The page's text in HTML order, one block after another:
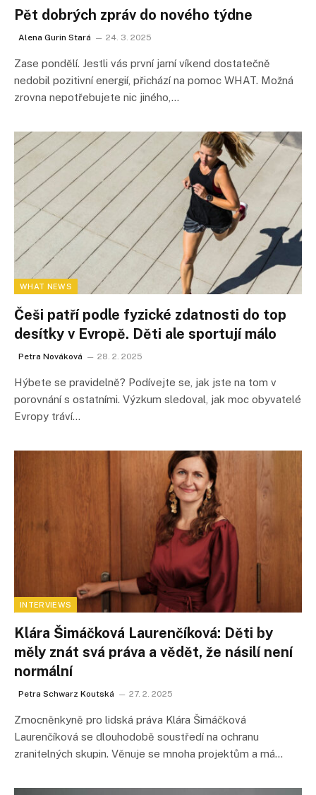
Pět dobrých zpráv do nového týdne
Alena Gurin Stará 24. 3. 2025
Zase pondělí. Jestli vás první jarní víkend dostatečně
nedobil pozitivní energií, přichází na pomoc WHAT. Možná
zrovna nepotřebujete nic jiného,…
WHAT NEWS
Češi patří podle fyzické zdatnosti do top
desítky v Evropě. Děti ale sportují málo
Petra Nováková 28. 2. 2025
Hýbete se pravidelně? Podívejte se, jak jste na tom v
porovnání s ostatními. Výzkum sledoval, jak moc obyvatelé
Evropy tráví…
INTERVIEWS
Klára Šimáčková Laurenčíková: Děti by
měly znát svá práva a vědět, že násilí není
normální
Petra Schwarz Koutská 27. 2. 2025
Zmocněnkyně pro lidská práva Klára Šimáčková
Laurenčíková se dlouhodobě soustředí na ochranu
zranitelných skupin. Věnuje se mnoha projektům a má…